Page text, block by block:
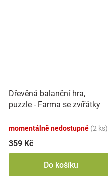
Dřevěná balanční hra,
puzzle - Farma se zvířátky
momentálně nedostupné (2 ks)
359 Kč
Do košíku